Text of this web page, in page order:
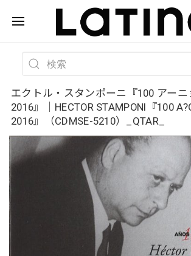
エクトル・スタンポーニ『100 アーニ
2016』｜HECTOR STAMPONI『100
2016』（CDMSE-5210）_QTAR_